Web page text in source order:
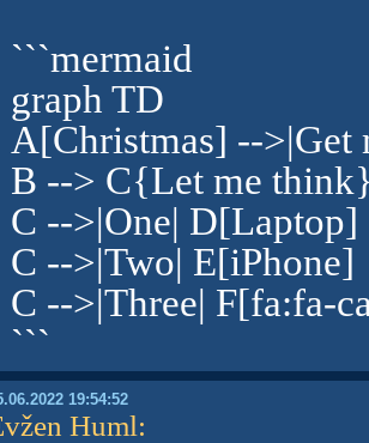
```mermaid
graph TD
A[Christmas] -->|Get
B --> C{Let me
C -->|One| D[Laptop]
C -->|Two| E[iPhone]
C -->|Three| F[fa:fa-
```
19:54:52
Huml: